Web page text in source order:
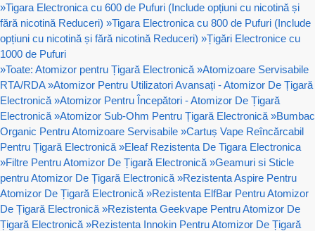
»Tigara Electronica cu 600 de Pufuri (Include opțiuni cu nicotină și
fără nicotină Reduceri) »Tigara Electronica cu 800 de Pufuri (Include
opțiuni cu nicotină și fără nicotină Reduceri) »Țigări Electronice cu
1000 de Pufuri
»Toate: Atomizor pentru Țigară Electronică »Atomizoare Servisabile
RTA/RDA »Atomizor Pentru Utilizatori Avansați - Atomizor De Țigară
Electronică »Atomizor Pentru Începători - Atomizor De Țigară
Electronică »Atomizor Sub-Ohm Pentru Țigară Electronică »Bumbac
Organic Pentru Atomizoare Servisabile »Cartuș Vape Reîncărcabil
Pentru Țigară Electronică »Eleaf Rezistenta De Tigara Electronica
»Filtre Pentru Atomizor De Țigară Electronică »Geamuri si Sticle
pentru Atomizor De Țigară Electronică »Rezistenta Aspire Pentru
Atomizor De Țigară Electronică »Rezistenta ElfBar Pentru Atomizor
De Țigară Electronică »Rezistenta Geekvape Pentru Atomizor De
Țigară Electronică »Rezistenta Innokin Pentru Atomizor De Țigară